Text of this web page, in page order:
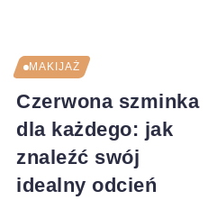
MAKIJAŻ
Czerwona szminka
dla każdego: jak
znaleźć swój
idealny odcień